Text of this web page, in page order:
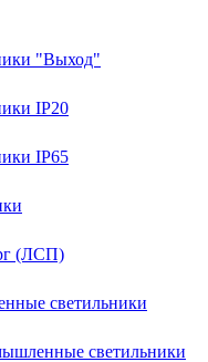
"Выход"
IP20
IP65
(ЛСП)
светильники
светильники